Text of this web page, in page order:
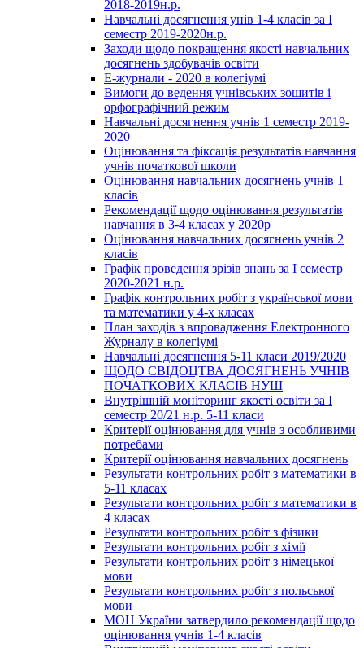
2018-2019н.р.
Навчальні досягнення унів 1-4 класів за І
семестр 2019-2020н.р.
Заходи щодо покращення якості навчальних
досягнень здобувачів освіти
Е-журнали - 2020 в колегіумі
Вимоги до ведення учнівських зошитів і
орфографічний режим
Навчальні досягнення учнів 1 семестр 2019-
2020
Оцінювання та фіксація результатів навчання
учнів початкової школи
Оцінювання навчальних досягнень учнів 1
класів
Рекомендації щодо оцінювання результатів
навчання в 3-4 класах у 2020р
Оцінювання навчальних досягнень учнів 2
класів
Графік проведення зрізів знань за І семестр
2020-2021 н.р.
Графік контрольних робіт з української мови
та математики у 4-х класах
План заходів з впровадження Електронного
Журналу в колегіумі
Навчальні досягнення 5-11 класи 2019/2020
ЩОДО СВІДОЦТВА ДОСЯГНЕНЬ УЧНІВ
ПОЧАТКОВИХ КЛАСІВ НУШ
Внутрішній моніторинг якості освіти за І
семестр 20/21 н.р. 5-11 класи
Критерії оцінювання для учнів з особливими
потребами
Критерії оцінювання навчальних досягнень
Результати контрольних робіт з математики в
5-11 класах
Результати контрольних робіт з математики в
4 класах
Результати контрольних робіт з фізики
Результати контрольних робіт з хімії
Результати контрольних робіт з німецької
мови
Результати контрольних робіт з польської
мови
МОН України затвердило рекомендації щодо
оцінювання учнів 1-4 класів